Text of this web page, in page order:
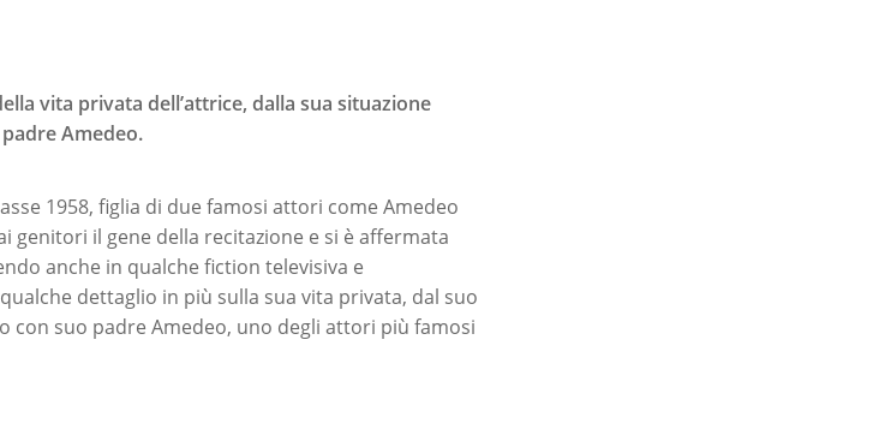
vita privata dell’attrice, dalla sua situazione
Amedeo.
1958, figlia di due famosi attori come Amedeo
genitori il gene della recitazione e si è affermata
anche in qualche fiction televisiva e
dettaglio in più sulla sua vita privata, dal suo
suo padre Amedeo, uno degli attori più famosi